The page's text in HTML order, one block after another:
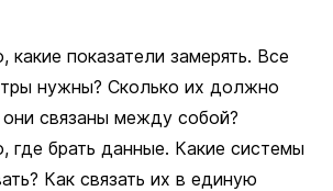
какие показатели замерять. Все
нужны? Сколько их должно
связаны между собой?
где брать данные. Какие системы
Как связать их в единую